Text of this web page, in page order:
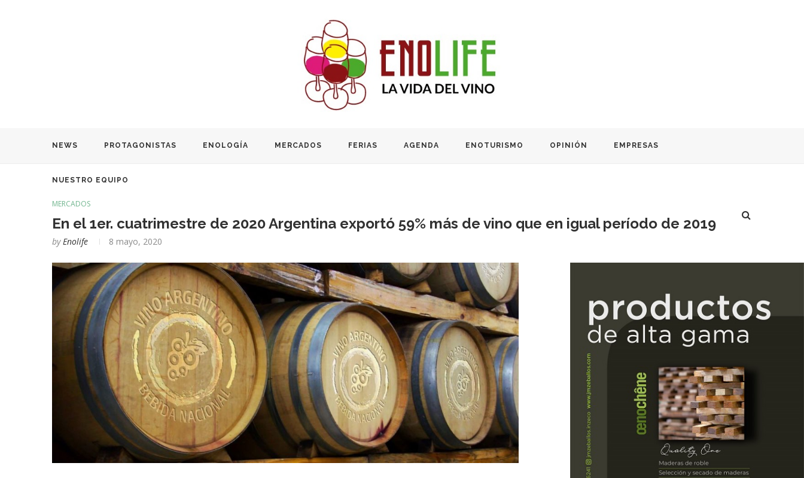
NEWS PROTAGONISTAS ENOLOGÍA MERCADOS FERIAS AGENDA ENOTURISMO OPINIÓN EMPRESAS
NUESTRO EQUIPO
MERCADOS
En el 1er. cuatrimestre de 2020 Argentina exportó 59% más de vino que en igual período de 2019
by Enolife 8 mayo, 2020